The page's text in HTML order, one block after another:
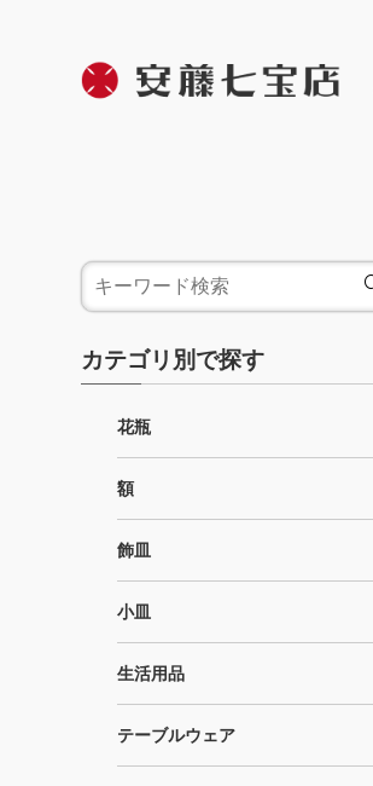
カテゴリ別で探す
花瓶
額
飾皿
小皿
生活用品
テーブルウェア